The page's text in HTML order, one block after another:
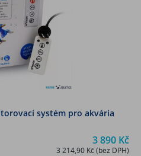
systém pro akvária
3 890 Kč
3 214,90 Kč (bez DPH)